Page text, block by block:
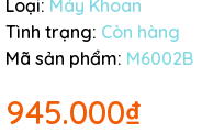
Loại: Máy Khoan
Tình trạng: Còn hàng
Mã sản phẩm: M6002B
945.000₫